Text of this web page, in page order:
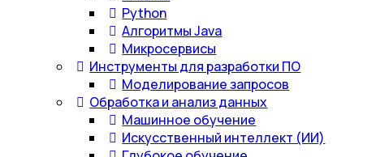
Python
Алгоритмы Java
Микросервисы
Инструменты для разработки ПО
Моделирование запросов
Обработка и анализ данных
Машинное обучение
Искусственный интеллект (ИИ)